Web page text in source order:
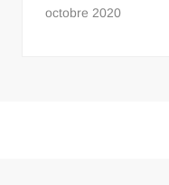
octobre 2020